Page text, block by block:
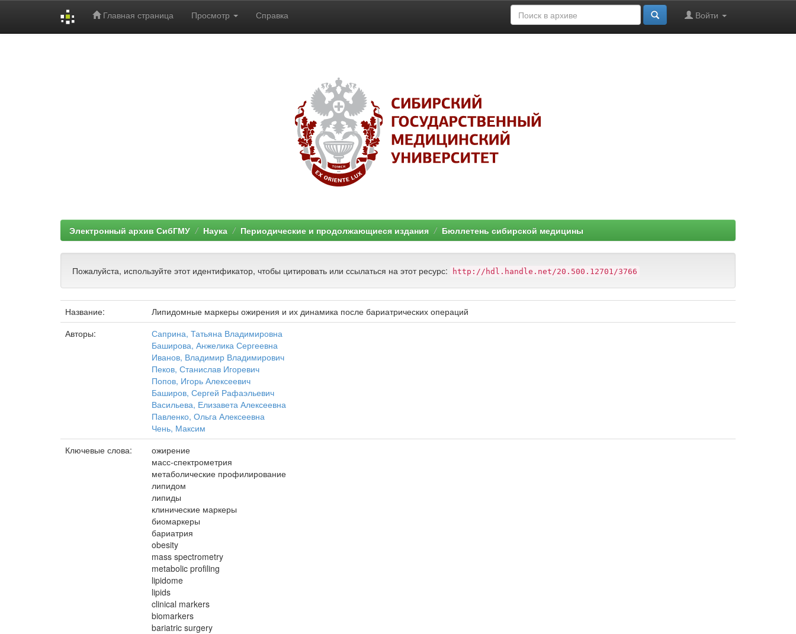
Главная страница Просмотр Справка Войти
Электронный архив СибГМУ Наука Периодические и продолжающиеся издания Бюллетень сибирской медицины
Пожалуйста, используйте этот идентификатор, чтобы цитировать или ссылаться на этот ресурс: http://hdl.handle.net/20.500.12701/3766
Название:
Липидомные маркеры ожирения и их динамика после бариатрических операций
Авторы:
Саприна, Татьяна Владимировна
Баширова, Анжелика Сергеевна
Иванов, Владимир Владимирович
Пеков, Станислав Игоревич
Попов, Игорь Алексеевич
Баширов, Сергей Рафаэльевич
Васильева, Елизавета Алексеевна
Павленко, Ольга Алексеевна
Чень, Максим
Ключевые слова:
ожирение
масс-спектрометрия
метаболические профилирование
липидом
липиды
клинические маркеры
биомаркеры
бариатрия
obesity
mass spectrometry
metabolic profiling
lipidome
lipids
clinical markers
biomarkers
bariatric surgery